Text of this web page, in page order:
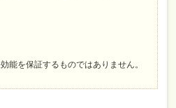
能を保証するものではありません。